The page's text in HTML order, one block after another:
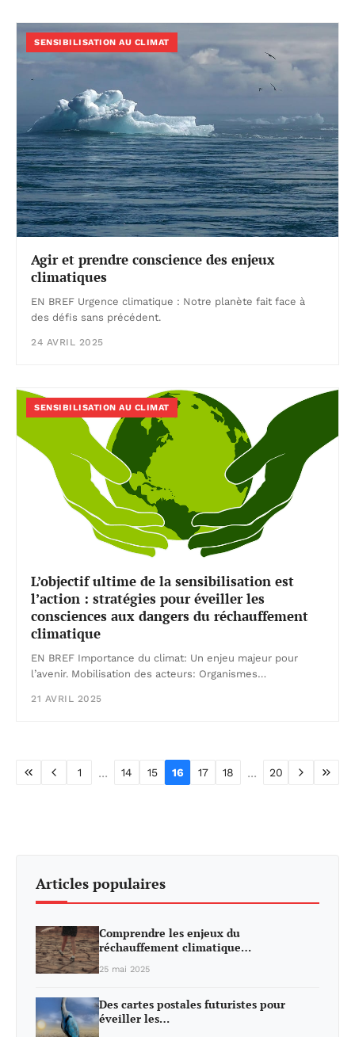
SENSIBILISATION AU CLIMAT
Agir et prendre conscience des enjeux
climatiques
EN BREF Urgence climatique : Notre planète fait face à
des défis sans précédent.
24 AVRIL 2025
SENSIBILISATION AU CLIMAT
L’objectif ultime de la sensibilisation est
l’action : stratégies pour éveiller les
consciences aux dangers du réchauffement
climatique
EN BREF Importance du climat: Un enjeu majeur pour
l’avenir. Mobilisation des acteurs: Organismes…
21 AVRIL 2025
1 ... 14 15 16 17 18 ... 20
Articles populaires
Comprendre les enjeux du
réchauffement climatique…
25 mai 2025
Des cartes postales futuristes pour
éveiller les…